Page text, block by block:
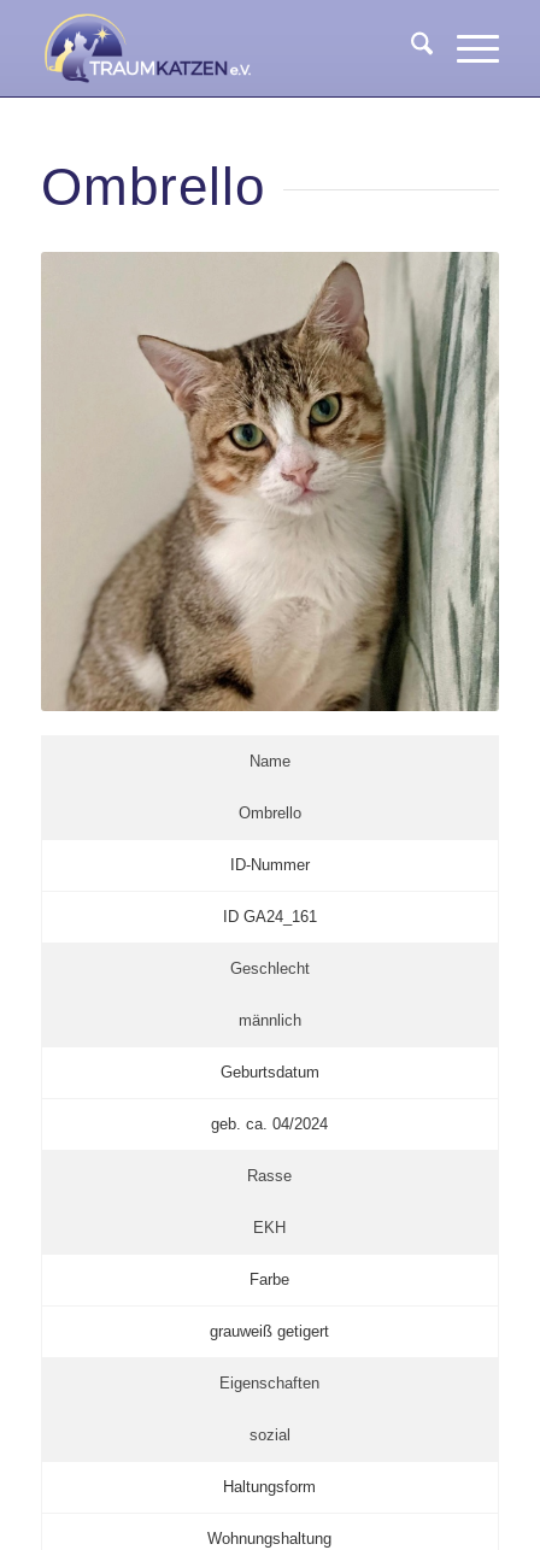
Ombrello
Name
Ombrello
ID-Nummer
ID GA24_161
Geschlecht
männlich
Geburtsdatum
geb. ca. 04/2024
Rasse
EKH
Farbe
grauweiß getigert
Eigenschaften
sozial
Haltungsform
Wohnungshaltung